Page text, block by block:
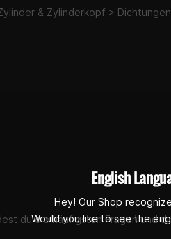
& Zylinderkopf >
du die häufigsten Fragen und
English
Hey! Our Shop
Would you like to see the